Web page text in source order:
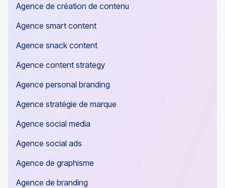
Agence de création de contenu
Agence smart content
Agence snack content
Agence content strategy
Agence personal branding
Agence stratégie de marque
Agence social media
Agence social ads
Agence de graphisme
Agence de branding